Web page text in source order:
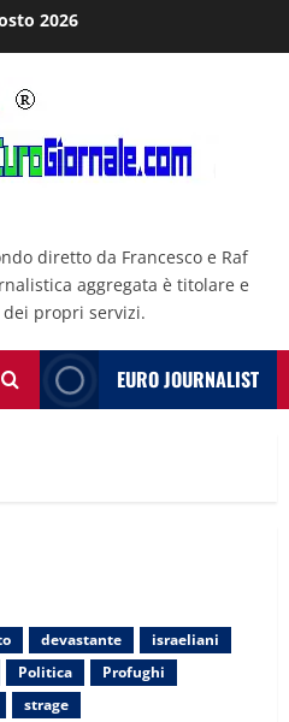
2026
diretto da Francesco e Raf
aggregata è titolare e
propri servizi.
EURO JOURNALIST
devastante
israeliani
Politica
Profughi
strage